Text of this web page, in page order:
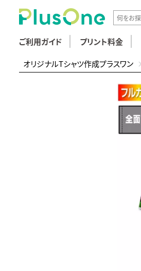
ご利用ガイド プリント料金
オリジナルTシャツ作成プラスワン